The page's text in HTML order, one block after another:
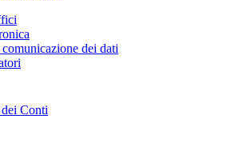
dei dati
Conti